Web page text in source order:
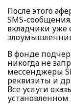
После этого
SMS-
вкладчики уже
В фонде
никогда не
мессенджеры
реквизиты и
Все услуги
установленном